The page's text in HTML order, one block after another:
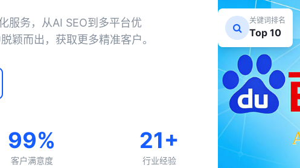
服务，从AI SEO到多平台优
颖而出，获取更多精准客户。
99%
客户满意度
21+
行业经验
关键词排名
Top 10